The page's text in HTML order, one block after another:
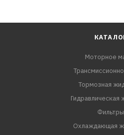
Моторное
Тормозная
Гидравлическая
Фильтры
Охлаждающая